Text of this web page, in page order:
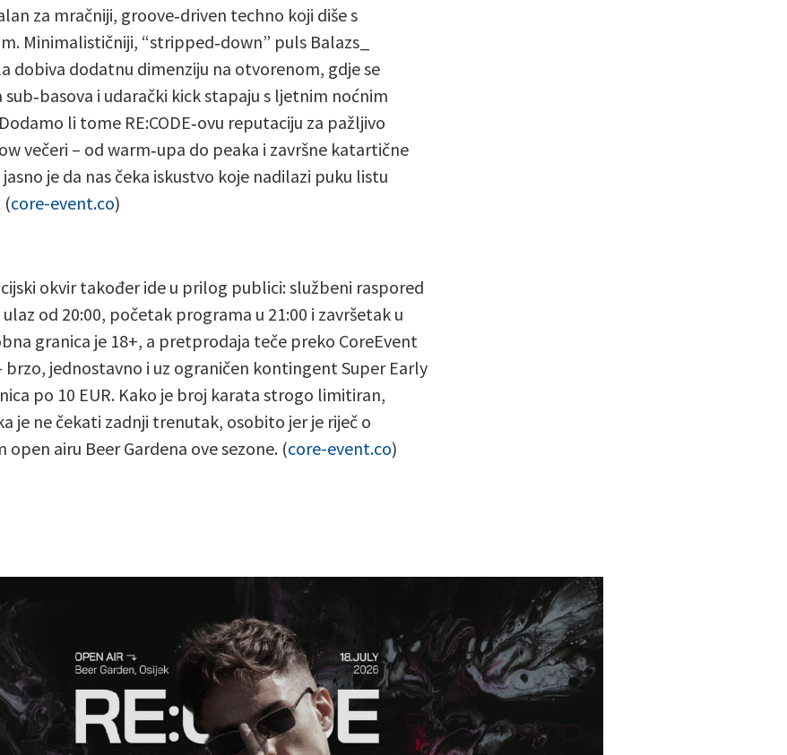
za mračniji, groove‑driven techno koji diše s
Minimalističniji, “stripped‑down” puls Balazs_
dobiva dodatnu dimenziju na otvorenom, gdje se
sub‑basova i udarački kick stapaju s ljetnim noćnim
li tome RE:CODE‑ovu reputaciju za pažljivo
večeri – od warm‑upa do peaka i završne katartične
je da nas čeka iskustvo koje nadilazi puku listu
(core-event.co)
okvir također ide u prilog publici: službeni raspored
od 20:00, početak programa u 21:00 i završetak u
granica je 18+, a pretprodaja teče preko CoreEvent
brzo, jednostavno i uz ograničen kontingent Super Early
po 10 EUR. Kako je broj karata strogo limitiran,
je ne čekati zadnji trenutak, osobito jer je riječ o
open airu Beer Gardena ove sezone. (core-event.co)